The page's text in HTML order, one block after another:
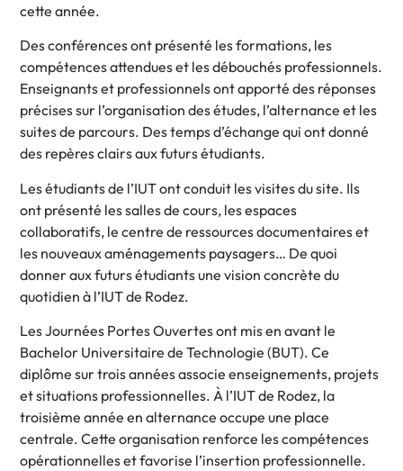
cette année.
Des conférences ont présenté les formations, les
compétences attendues et les débouchés professionnels.
Enseignants et professionnels ont apporté des réponses
précises sur l’organisation des études, l’alternance et les
suites de parcours. Des temps d’échange qui ont donné
des repères clairs aux futurs étudiants.
Les étudiants de l’IUT ont conduit les visites du site. Ils
ont présenté les salles de cours, les espaces
collaboratifs, le centre de ressources documentaires et
les nouveaux aménagements paysagers… De quoi
donner aux futurs étudiants une vision concrète du
quotidien à l’IUT de Rodez.
Les Journées Portes Ouvertes ont mis en avant le
Bachelor Universitaire de Technologie (BUT). Ce
diplôme sur trois années associe enseignements, projets
et situations professionnelles. À l’IUT de Rodez, la
troisième année en alternance occupe une place
centrale. Cette organisation renforce les compétences
opérationnelles et favorise l’insertion professionnelle.